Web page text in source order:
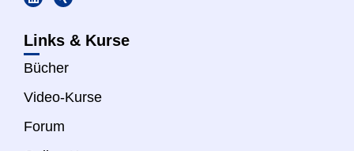
Links & Kurse
Bücher
Video-Kurse
Forum